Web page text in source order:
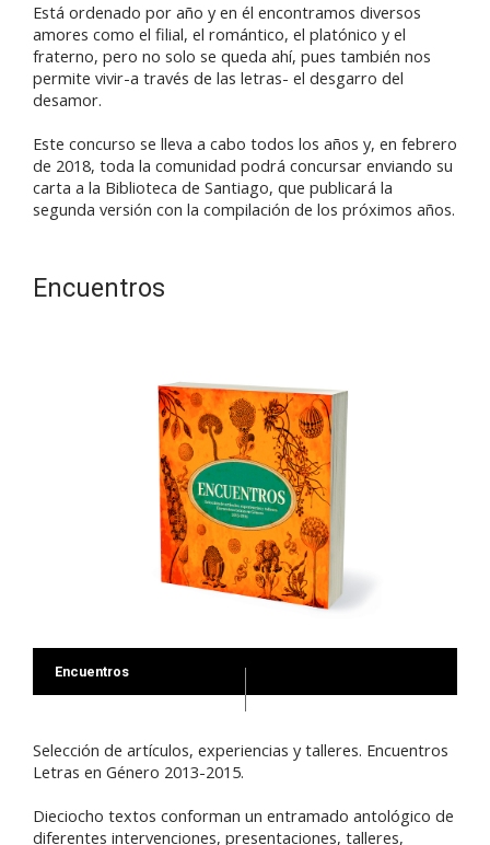
Está ordenado por año y en él encontramos diversos
amores como el filial, el romántico, el platónico y el
fraterno, pero no solo se queda ahí, pues también nos
permite vivir-a través de las letras- el desgarro del
desamor.
Este concurso se lleva a cabo todos los años y, en febrero
de 2018, toda la comunidad podrá concursar enviando su
carta a la Biblioteca de Santiago, que publicará la
segunda versión con la compilación de los próximos años.
Encuentros
Encuentros
Selección de artículos, experiencias y talleres. Encuentros
Letras en Género 2013-2015.
Dieciocho textos conforman un entramado antológico de
diferentes intervenciones, presentaciones, talleres,